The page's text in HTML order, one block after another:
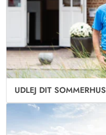
UDLEJ DIT SOMMERHUS